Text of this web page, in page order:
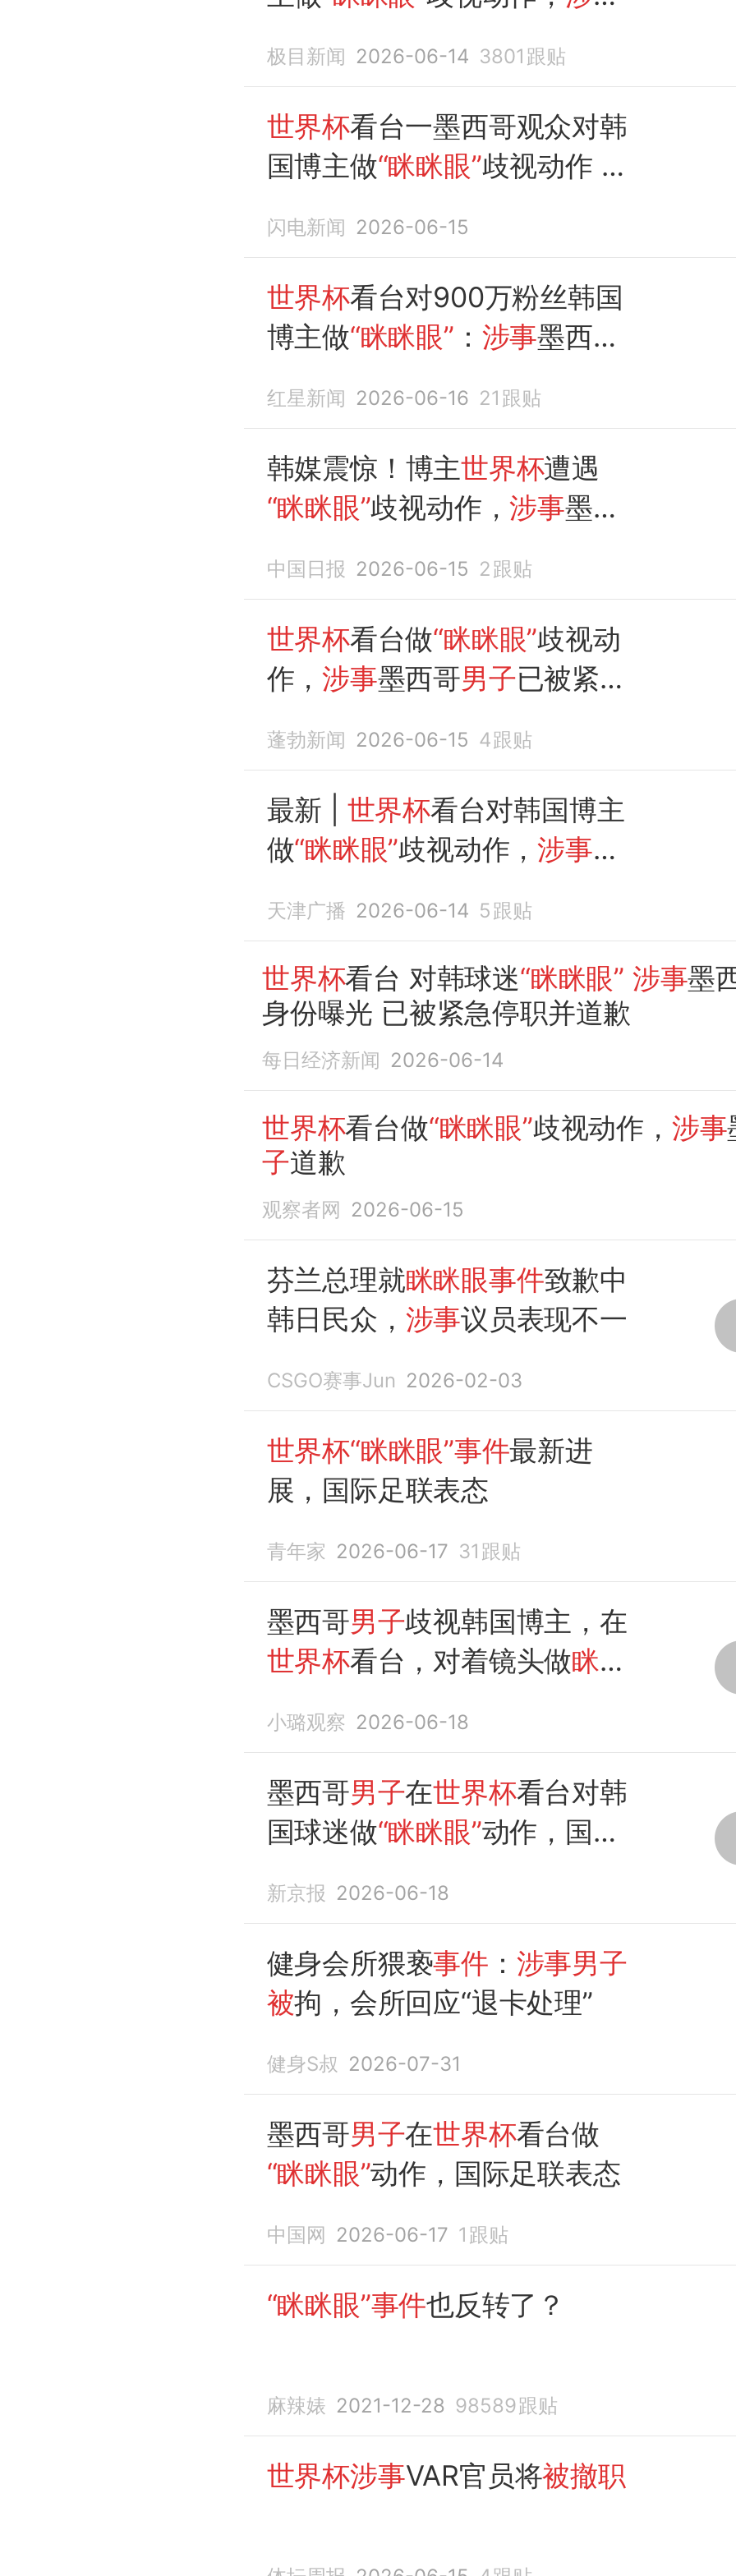
会主席，已被紧急撤职，本人
道歉
极目新闻 2026-06-14 3801 跟贴
世界杯看台一墨西哥观众对韩
国博主做“眯眯眼”歧视动作 涉
闪电新闻 2026-06-15
世界杯看台对900万粉丝韩国
博主做“眯眯眼” ： 涉事墨西哥
红星新闻 2026-06-16 21 跟贴
韩媒震惊！博主世界杯遭遇
“眯眯眼”歧视动作，涉事墨西
中国日报 2026-06-15 2 跟贴
世界杯看台做“眯眯眼”歧视动
作，涉事墨西哥男子已被紧急
蓬勃新闻 2026-06-15 4跟贴
最新 | 世界杯看台对韩国博主
做“眯眯眼”歧视动作，涉事男
天津广播 2026-06-14 5 跟贴
世界杯看台 对韩球迷“眯眯眼” 涉事墨
身份曝光 已被紧急停职并道歉
每日经济新闻 2026-06-14
世界杯看台做“眯眯眼”歧视动作， 涉事
子道歉
观察者网 2026-06-15
芬兰总理就眯眯眼事件致歉中
韩日民众， 涉事议员表现不一
CSGO赛事Jun 2026-02-03
世界杯“眯眯眼”事件最新进
展，国际足联表态
青年家 2026-06-17 31 跟贴
墨西哥男子歧视韩国博主，在
世界杯看台，对着镜头做眯眯
小璐观察 2026-06-18
墨西哥男子在世界杯看台对韩
国球迷做“眯眯眼”动作，国际
新京报 2026-06-18
健身会所猥亵事件 ： 涉事男子
被拘，会所回应“退卡处理”
健身S叔 2026-07-31
墨西哥男子在世界杯看台做
“眯眯眼”动作，国际足联表态
中国网 2026-06-17 1 跟贴
“眯眯眼”事件也反转了？
麻辣婊 2021-12-28 98589跟贴
世界杯涉事VAR官员将被撤职